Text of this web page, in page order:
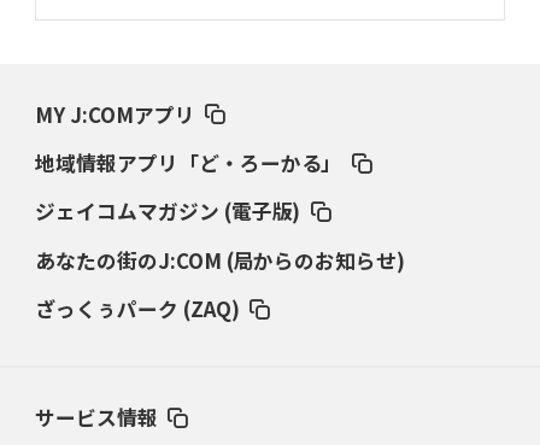
ダイナボアーズ、“逆輸入SO”三宅駿
「ニュージーランドのフレア（閃
2026年3月5日(木)更新
2026年2月19日(木)更新
MY J:COMアプリ
地域情報アプリ「ど・ろーかる」
ジェイコムマガジン (電子版)
あなたの街のJ:COM (局からのお知らせ)
ざっくぅパーク (ZAQ)
サービス情報